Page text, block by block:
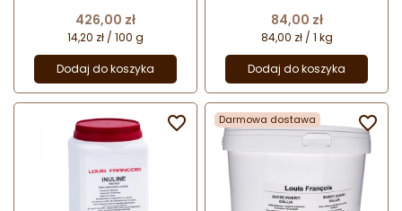
zimno
Cena
426,00 zł
14,20 zł / 100 g
Dodaj do koszyka
funkcjonalny dodatek spożywczy
Cena
84,00 zł
84,00 zł / 1 kg
Dodaj do koszyka
 Darmowa dostawa 